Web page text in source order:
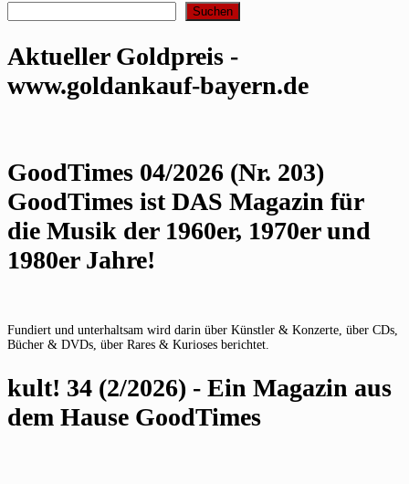
Suchen
Aktueller Goldpreis -
www.goldankauf-bayern.de
GoodTimes 04/2026 (Nr. 203)
GoodTimes ist DAS Magazin für
die Musik der 1960er, 1970er und
1980er Jahre!
Fundiert und unterhaltsam wird darin über Künstler & Konzerte, über CDs,
Bücher & DVDs, über Rares & Kurioses berichtet.
kult! 34 (2/2026) - Ein Magazin aus
dem Hause GoodTimes